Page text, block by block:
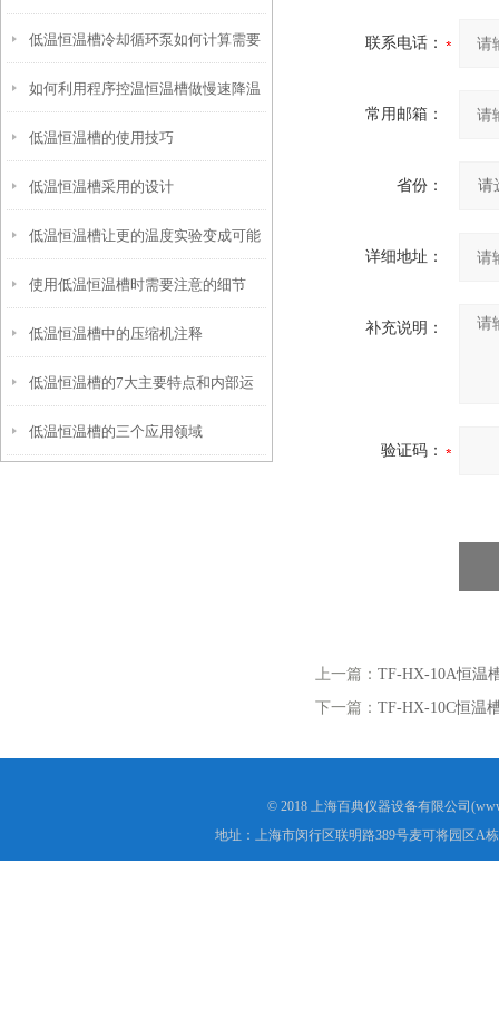
低温恒温槽冷却循环泵如何计算需要
的制冷或加热功率？
如何利用程序控温恒温槽做慢速降温
结晶实验
低温恒温槽的使用技巧
低温恒温槽采用的设计
低温恒温槽让更的温度实验变成可能
使用低温恒温槽时需要注意的细节
低温恒温槽中的压缩机注释
低温恒温槽的7大主要特点和内部运
行原理
低温恒温槽的三个应用领域
联系电话：
常用邮箱：
省份：
详细地址：
补充说明：
验证码：
上一篇： TF-HX-10A恒温
下一篇： TF-HX-10C恒温
© 2018 上海百典仪器设备有限公司
地址：上海市闵行区联明路389号麦可将园区A